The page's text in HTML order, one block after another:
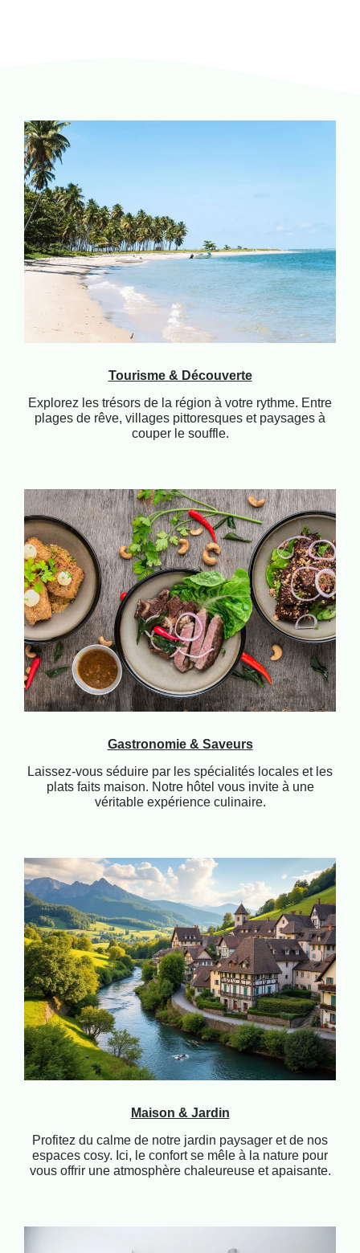
Tourisme & Découverte
Explorez les trésors de la région à votre rythme. Entre
plages de rêve, villages pittoresques et paysages à
couper le souffle.
Gastronomie & Saveurs
Laissez-vous séduire par les spécialités locales et les
plats faits maison. Notre hôtel vous invite à une
véritable expérience culinaire.
Maison & Jardin
Profitez du calme de notre jardin paysager et de nos
espaces cosy. Ici, le confort se mêle à la nature pour
vous offrir une atmosphère chaleureuse et apaisante.